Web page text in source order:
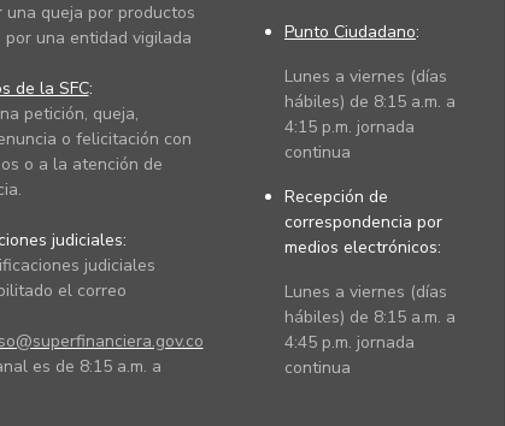
queja por productos
una entidad vigilada
de la SFC:
petición, queja,
o felicitación con
o a la atención de
judiciales:
judiciales
el correo
es de 8:15 a.m. a
Punto Ciudadano:
Lunes a viernes (días
hábiles) de 8:15 a.m. a
4:15 p.m. jornada
continua
Recepción de
correspondencia por
medios electrónicos:
Lunes a viernes (días
hábiles) de 8:15 a.m. a
4:45 p.m. jornada
continua